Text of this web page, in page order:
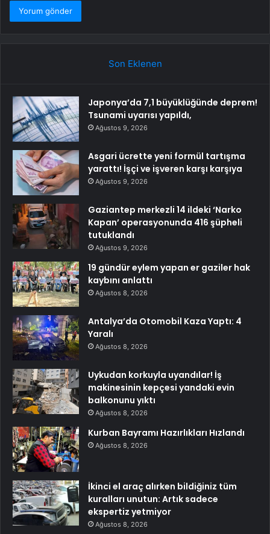
Son Eklenen
Japonya’da 7,1 büyüklüğünde deprem!
Tsunami uyarısı yapıldı,
Ağustos 9, 2026
Asgari ücrette yeni formül tartışma
yarattı! İşçi ve işveren karşı karşıya
Ağustos 9, 2026
Gaziantep merkezli 14 ildeki ‘Narko
Kapan’ operasyonunda 416 şüpheli
tutuklandı
Ağustos 9, 2026
19 gündür eylem yapan er gaziler hak
kaybını anlattı
Ağustos 8, 2026
Antalya’da Otomobil Kaza Yaptı: 4
Yaralı
Ağustos 8, 2026
Uykudan korkuyla uyandılar! İş
makinesinin kepçesi yandaki evin
balkonunu yıktı
Ağustos 8, 2026
Kurban Bayramı Hazırlıkları Hızlandı
Ağustos 8, 2026
İkinci el araç alırken bildiğiniz tüm
kuralları unutun: Artık sadece
ekspertiz yetmiyor
Ağustos 8, 2026